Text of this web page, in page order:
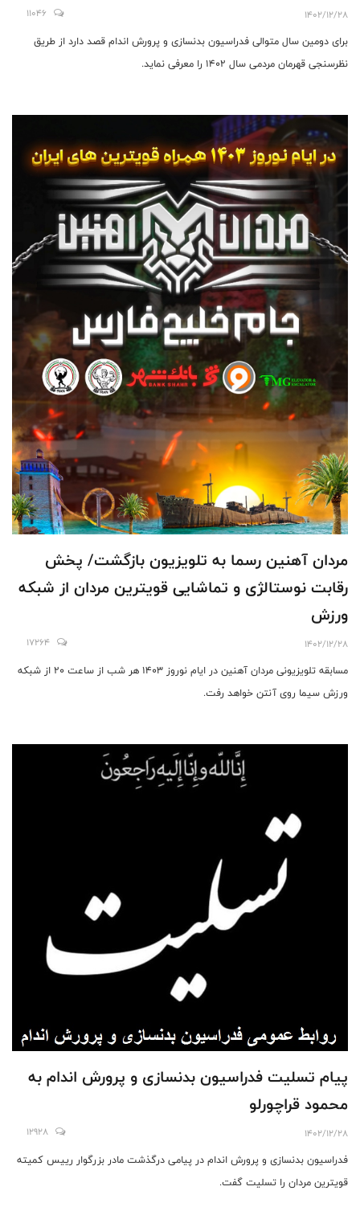
1402/12/28
11046
برای دومین سال متوالی فدراسیون بدنسازی و پرورش اندام قصد دارد از طریق
نظرسنجی قهرمان مردمی سال 1402 را معرفی نماید.
مردان آهنین رسما به تلویزیون بازگشت/ پخش
رقابت نوستالژی و تماشایی قویترین مردان از شبکه
ورزش
1402/12/28
17264
مسابقه تلویزیونی مردان آهنین در ایام نوروز 1403 هر شب از ساعت 20 از شبکه
ورزش سیما روی آنتن خواهد رفت.
پیام تسلیت فدراسیون بدنسازی و پرورش اندام به
محمود قراچورلو
1402/12/28
12928
فدراسیون بدنسازی و پرورش اندام در پیامی درگذشت مادر بزرگوار رییس کمیته
قویترین مردان را تسلیت گفت.